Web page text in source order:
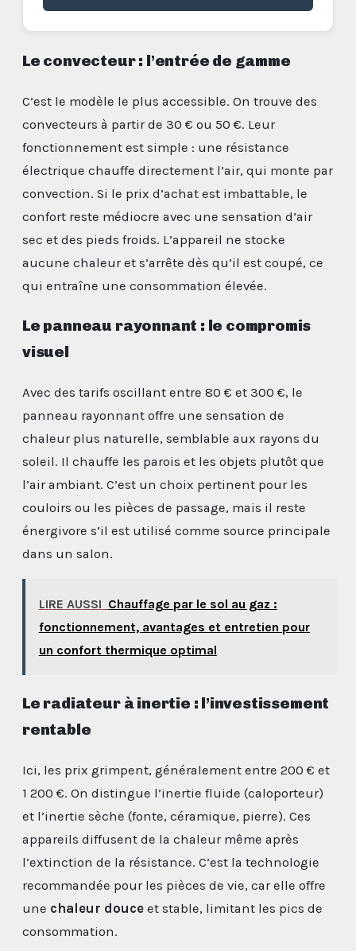
Le convecteur : l’entrée de gamme
C’est le modèle le plus accessible. On trouve des
convecteurs à partir de 30 € ou 50 €. Leur
fonctionnement est simple : une résistance
électrique chauffe directement l’air, qui monte par
convection. Si le prix d’achat est imbattable, le
confort reste médiocre avec une sensation d’air
sec et des pieds froids. L’appareil ne stocke
aucune chaleur et s’arrête dès qu’il est coupé, ce
qui entraîne une consommation élevée.
Le panneau rayonnant : le compromis
visuel
Avec des tarifs oscillant entre 80 € et 300 €, le
panneau rayonnant offre une sensation de
chaleur plus naturelle, semblable aux rayons du
soleil. Il chauffe les parois et les objets plutôt que
l’air ambiant. C’est un choix pertinent pour les
couloirs ou les pièces de passage, mais il reste
énergivore s’il est utilisé comme source principale
dans un salon.
LIRE AUSSI Chauffage par le sol au gaz :
fonctionnement, avantages et entretien pour
un confort thermique optimal
Le radiateur à inertie : l’investissement
rentable
Ici, les prix grimpent, généralement entre 200 € et
1 200 €. On distingue l’inertie fluide (caloporteur)
et l’inertie sèche (fonte, céramique, pierre). Ces
appareils diffusent de la chaleur même après
l’extinction de la résistance. C’est la technologie
recommandée pour les pièces de vie, car elle offre
une chaleur douce et stable, limitant les pics de
consommation.